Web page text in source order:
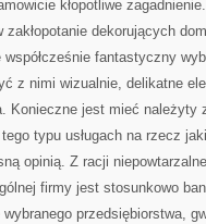
kłopotliwe
zakłopotanie dekorujących
fantastyczny
z nimi wizualnie, delikatne
Konieczne jest mieć należyty
typu usługach na rzecz
opinią. Z racji
firmy jest stosunkowo
przedsiębiorstwa,